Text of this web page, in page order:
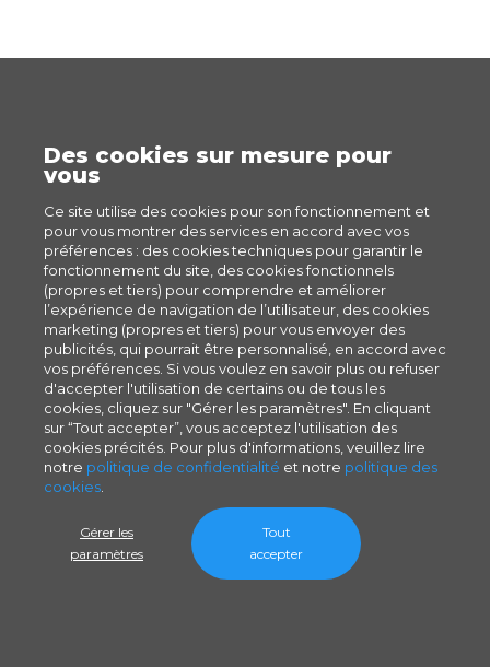
Des cookies sur mesure pour
vous
Ce site utilise des cookies pour son fonctionnement et
pour vous montrer des services en accord avec vos
préférences : des cookies techniques pour garantir le
fonctionnement du site, des cookies fonctionnels
(propres et tiers) pour comprendre et améliorer
l’expérience de navigation de l’utilisateur, des cookies
marketing (propres et tiers) pour vous envoyer des
publicités, qui pourrait être personnalisé, en accord avec
vos préférences. Si vous voulez en savoir plus ou refuser
d'accepter l'utilisation de certains ou de tous les
cookies, cliquez sur "Gérer les paramètres". En cliquant
sur “Tout accepter”, vous acceptez l'utilisation des
cookies précités. Pour plus d'informations, veuillez lire
notre politique de confidentialité et notre politique des
cookies
Gérer les
paramètres
Tout
accepter